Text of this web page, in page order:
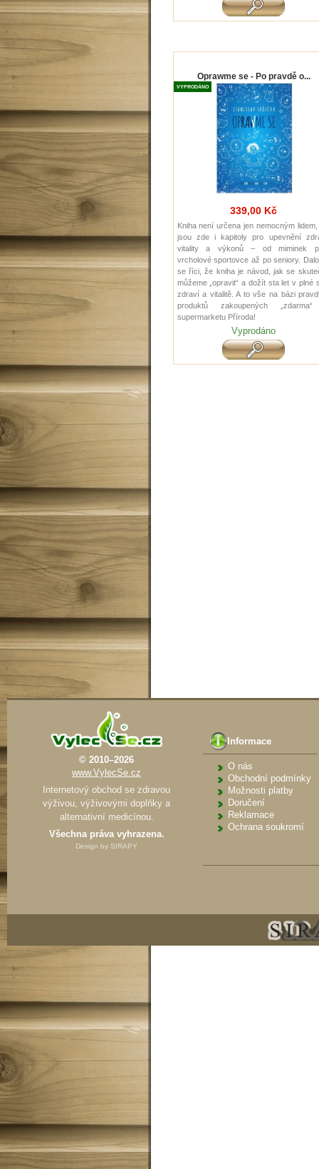
Oprawme se - Po pravdě o...
VYPRODÁNO
339,00 Kč
Kniha není určena jen nemocným lidem,
jsou zde i kapitoly pro upevnění
vitality a výkonů – od miminek
vrcholové sportovce až po seniory.
se říci, že kniha je návod, jak se
můžeme „opravit“ a dožít sta let v plné
zdraví a vitalitě. A to vše na bázi
produktů zakoupených
supermarketu Příroda!
Vyprodáno
© 2010–2026
www.VylecSe.cz
Internetový obchod se zdravou
výživou, výživovými doplňky a
alternativní medicínou.
Všechna práva vyhrazena.
Design by SIRAPY
Informace
O nás
Obchodní podmínky
Možnosti platby
Doručení
Reklamace
Ochrana soukromí